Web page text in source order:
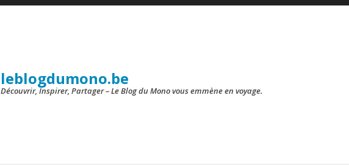
leblogdumono.be
Découvrir, Inspirer, Partager – Le Blog du Mono vous emmène en voyage.